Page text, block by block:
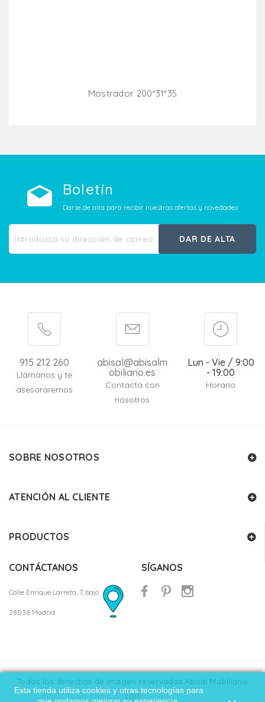
Esta tienda utiliza cookies y otras tecnologías para
Mostrador 200*31*35
Boletín
Darse de alta para recibir nuestras ofertas y novedades
DAR DE ALTA
915 212 260
Llámanos y te
asesoraremos
abisal@abisalm
obiliario.es
Contacta con
nosotros
Lun - Vie / 9:00
- 19:00
Horario
SOBRE NOSOTROS
ATENCIÓN AL CLIENTE
PRODUCTOS
CONTÁCTANOS
Calle Enrique Larreta, 7, bajo
28036 Madrid
SÍGANOS
Todos los derechos de imagen reservados Abisal Mobiliario
2017